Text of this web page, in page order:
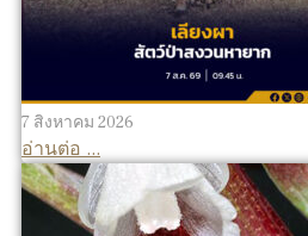
7 สิงหาคม 2026
อ่านต่อ ...